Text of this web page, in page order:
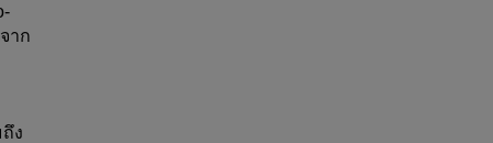
าก
ง